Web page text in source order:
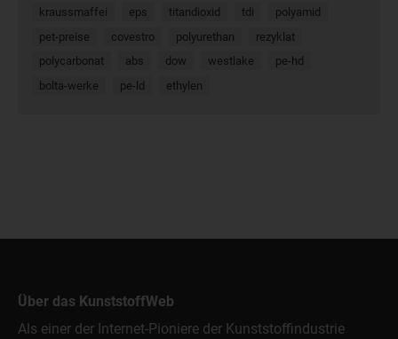
kraussmaffei
eps titandioxid tdi
polyamid
pet-preise
covestro polyurethan
rezyklat
polycarbonat
abs dow westlake
pe-hd
bolta-werke
pe-ld ethylen
Über das KunststoffWeb
Als einer der Internet-Pioniere der Kunststoffindustrie